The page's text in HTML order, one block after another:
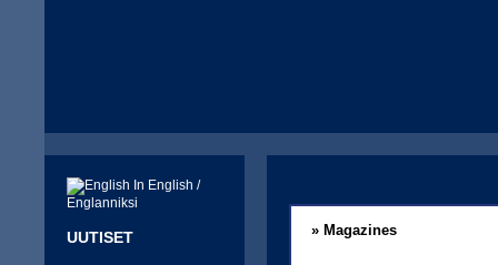
In English /
Englanniksi
UUTISET
» Magazines